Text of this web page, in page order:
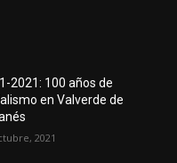
2021: 100 años de
en Valverde de
2021